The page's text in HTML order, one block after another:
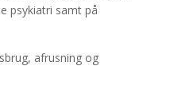
psykiatri samt på
afrusning og